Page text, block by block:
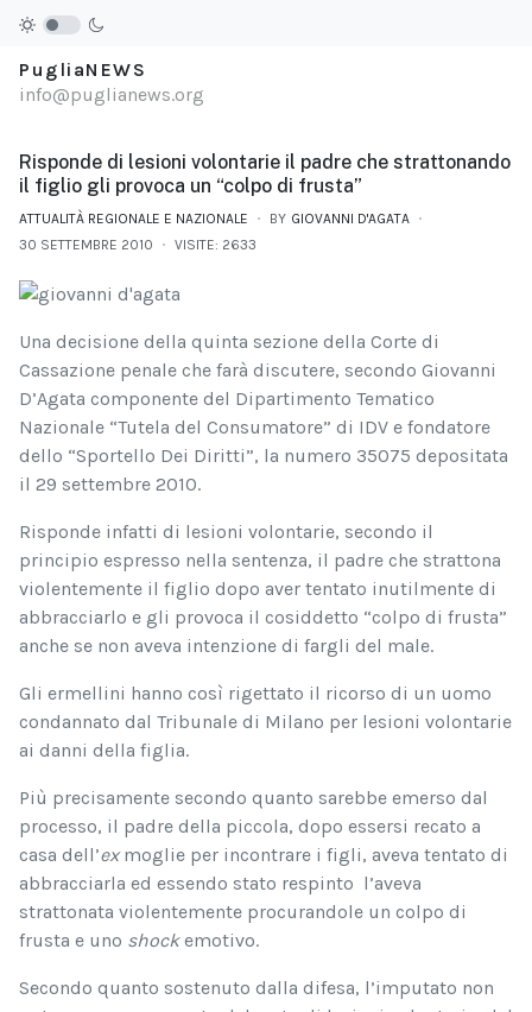
PugliaNEWS
info@puglianews.org
Risponde di lesioni volontarie il padre che strattonando
il figlio gli provoca un “colpo di frusta”
ATTUALITÀ REGIONALE E NAZIONALE BY GIOVANNI D'AGATA
30 SETTEMBRE 2010
VISITE: 2633
Una decisione della quinta sezione della Corte di
Cassazione penale che farà discutere, secondo Giovanni
D’Agata componente del Dipartimento Tematico
Nazionale “Tutela del Consumatore” di IDV e fondatore
dello “Sportello Dei Diritti”, la numero 35075 depositata
il 29 settembre 2010.
Risponde infatti di lesioni volontarie, secondo il
principio espresso nella sentenza, il padre che strattona
violentemente il figlio dopo aver tentato inutilmente di
abbracciarlo e gli provoca il cosiddetto “colpo di frusta”
anche se non aveva intenzione di fargli del male.
Gli ermellini hanno così rigettato il ricorso di un uomo
condannato dal Tribunale di Milano per lesioni volontarie
ai danni della figlia.
Più precisamente secondo quanto sarebbe emerso dal
processo, il padre della piccola, dopo essersi recato a
casa dell’exmoglie per incontrare i figli, aveva tentato di
abbracciarla ed essendo stato respinto l’aveva
strattonata violentemente procurandole un colpo di
frusta e uno shockemotivo.
Secondo quanto sostenuto dalla difesa, l’imputato non